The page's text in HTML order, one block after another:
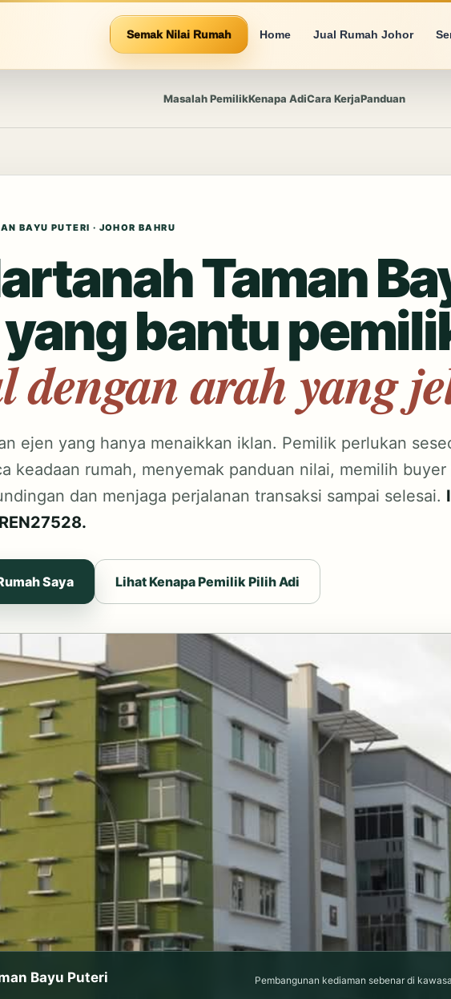
Semak Nilai Rumah Home Jual Rumah Johor
Masalah PemilikKenapa AdiCara KerjaPanduan
BAYU PUTERI · JOHOR BAHRU
Taman
bantu
dengan arah yang
ejen yang hanya menaikkan iklan. Pemilik perlukan
keadaan rumah, menyemak panduan nilai, memilih buyer
dan menjaga perjalanan transaksi sampai selesai.
Saya Lihat Kenapa Pemilik Pilih Adi
Bayu Puteri Pembangunan kediaman sebenar di